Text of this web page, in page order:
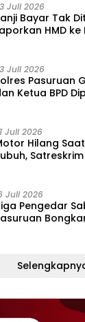
Juli 2026
Bayar Tak
HMD
Juli 2026
Pasuruan
Ketua BPD
Juli 2026
Hilang
Juli 2026
Pengedar